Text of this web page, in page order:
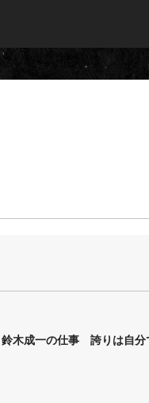
木成一の仕事 誇りは自分